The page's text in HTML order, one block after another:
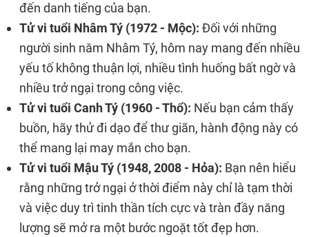
đến danh tiếng của bạn.
Tử vi tuổi Nhâm Tý (1972 - Mộc): Đối với những
người sinh năm Nhâm Tý, hôm nay mang đến nhiều
yếu tố không thuận lợi, nhiều tình huống bất ngờ và
nhiều trở ngại trong công việc.
Tử vi tuổi Canh Tý (1960 - Thổ): Nếu bạn cảm thấy
buồn, hãy thử đi dạo để thư giãn, hành động này có
thể mang lại may mắn cho bạn.
Tử vi tuổi Mậu Tý (1948, 2008 - Hỏa): Bạn nên hiểu
rằng những trở ngại ở thời điểm này chỉ là tạm thời
và việc duy trì tinh thần tích cực và tràn đầy năng
lượng sẽ mở ra một bước ngoặt tốt đẹp hơn.